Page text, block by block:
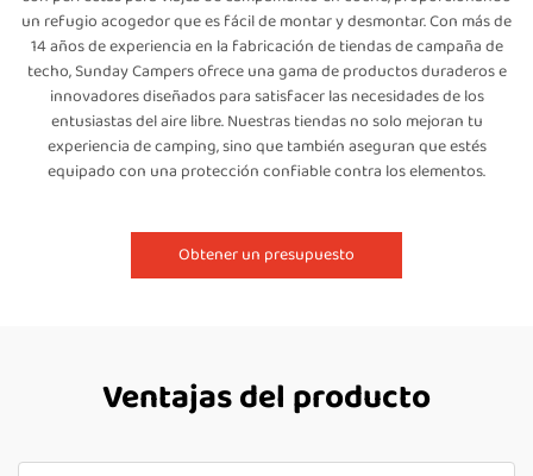
un refugio acogedor que es fácil de montar y desmontar. Con más de
14 años de experiencia en la fabricación de tiendas de campaña de
techo, Sunday Campers ofrece una gama de productos duraderos e
innovadores diseñados para satisfacer las necesidades de los
entusiastas del aire libre. Nuestras tiendas no solo mejoran tu
experiencia de camping, sino que también aseguran que estés
equipado con una protección confiable contra los elementos.
Obtener un presupuesto
Ventajas del producto